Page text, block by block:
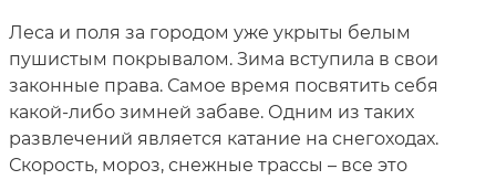
Леса и поля за городом уже укрыты белым
пушистым покрывалом. Зима вступила в свои
законные права. Самое время посвятить себя
какой-либо зимней забаве. Одним из таких
развлечений является катание на снегоходах.
Скорость, мороз, снежные трассы – все это